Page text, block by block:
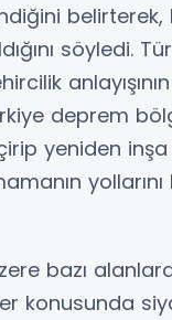
söyledi.
deprem
yeniden
bazı
konusunda